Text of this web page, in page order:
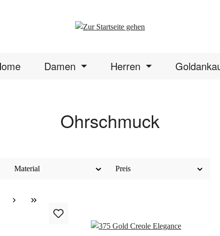
Damen Herren
Ohrschmuck
Material Preis